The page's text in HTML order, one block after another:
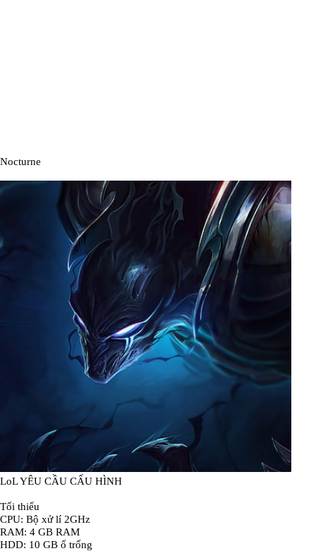
Nocturne
LoL YÊU CẦU CẤU HÌNH
Tối thiểu
CPU: Bộ xử lí 2GHz
RAM: 4 GB RAM
HDD: 10 GB ổ trống